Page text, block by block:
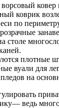
ковер
коврик
по
плотные
вуали для
на
ведь